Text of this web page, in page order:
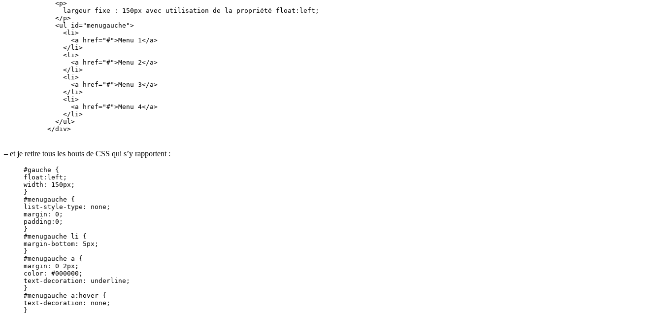
        <p>
          largeur fixe : 150px avec utilisation de la propriété float:left;
        </p>
        <ul id="menugauche">
          <li>
            <a href="#">Menu 1</a>
          </li>
          <li>
            <a href="#">Menu 2</a>
          </li>
          <li>
            <a href="#">Menu 3</a>
          </li>
          <li>
            <a href="#">Menu 4</a>
          </li>
        </ul>
      </div>
–et je retire tous les bouts de CSS qui s’y rapportent :
#gauche {
float:left;
width: 150px;
}
#menugauche {
list-style-type: none;
margin: 0;
padding:0;
}
#menugauche li {
margin-bottom: 5px;
}
#menugauche a {
margin: 0 2px;
color: #000000;
text-decoration: underline;
}
#menugauche a:hover {
text-decoration: none;
}